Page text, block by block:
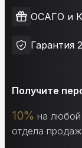
ОСАГО и
Гарантия
Получите
10% на
отдела продаж